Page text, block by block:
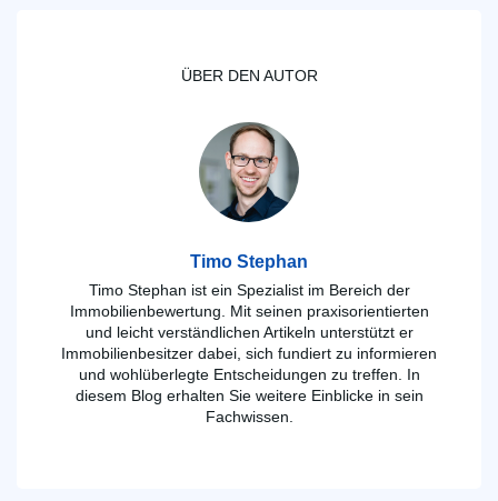
ÜBER DEN AUTOR
Timo Stephan
Timo Stephan ist ein Spezialist im Bereich der
Immobilienbewertung. Mit seinen praxisorientierten
und leicht verständlichen Artikeln unterstützt er
Immobilienbesitzer dabei, sich fundiert zu informieren
und wohlüberlegte Entscheidungen zu treffen. In
diesem Blog erhalten Sie weitere Einblicke in sein
Fachwissen.